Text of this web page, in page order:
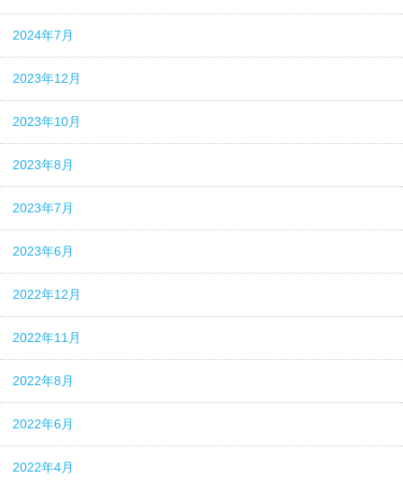
2024年7月
2023年12月
2023年10月
2023年8月
2023年7月
2023年6月
2022年12月
2022年11月
2022年8月
2022年6月
2022年4月